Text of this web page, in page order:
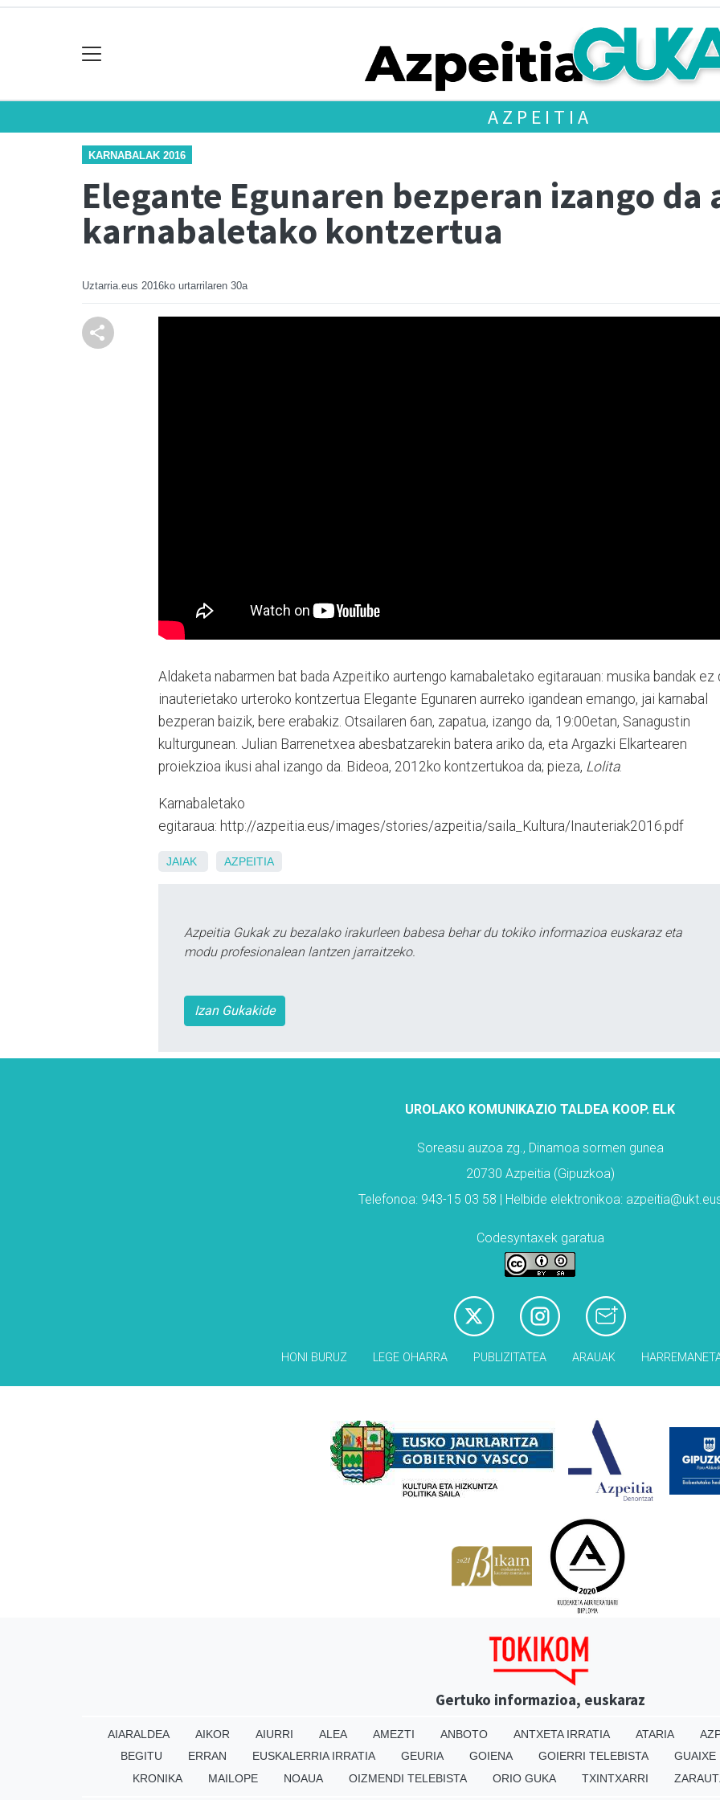
AZPEITIA
KARNABALAK 2016
Elegante Egunaren bezperan izango
karnabaletako kontzertua
Uztarria.eus 2016ko urtarrilaren 30a
Aldaketa nabarmen bat bada Azpeitiko aurtengo karnabaletako egitarauan: musika bandak ez
inauterietako urteroko kontzertua Elegante Egunaren aurreko igandean emango, jai karnabal
bezperan baizik, bere erabakiz. Otsailaren 6an, zapatua, izango da, 19:00etan, Sanagustin
kulturgunean. Julian Barrenetxea abesbatzarekin batera ariko da, eta Argazki Elkartearen
proiekzioa ikusi ahal izango da. Bideoa, 2012ko kontzertukoa da; pieza, Lolita.
Karnabaletako
egitaraua: http://azpeitia.eus/images/stories/azpeitia/saila_Kultura/Inauteriak2016.pdf
JAIAK AZPEITIA
Azpeitia Gukak zu bezalako irakurleen babesa behar du tokiko informazioa euskaraz eta
modu profesionalean lantzen jarraitzeko.
Izan Gukakide
UROLAKO KOMUNIKAZIO TALDEA KOOP. ELK
Soreasu auzoa zg., Dinamoa sormen gunea
20730 Azpeitia (Gipuzkoa)
Telefonoa: 943-15 03 58 | Helbide elektronikoa:
Codesyntaxek garatua
HONI BURUZ LEGE OHARRA PUBLIZITATEA ARAUAK
Gertuko informazioa, euskaraz
AIARALDEA AIKOR AIURRI ALEA AMEZTI ANBOTO ANTXETA IRRATIA ATARIA
BEGITU
ERRAN EUSKALERRIA IRRATIA GEURIA GOIENA GOIERRI TELEBISTA
GUAIXE
KRONIKA
MAILOPE NOAUA OIZMENDI TELEBISTA ORIO GUKA TXINTXARRI